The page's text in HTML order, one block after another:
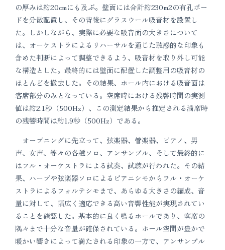
の厚みは約20cmにも及ぶ。壁面には合計約230m2の有孔ボー
ドを分散配置し、その背後にグラスウール吸音材を設置し
た。しかしながら、実際に必要な吸音面の大きさについて
は、オーケストラによるリハーサルを通じた聴感的な印象も
含めた判断によって調整できるよう、吸音材を取り外し可能
な構造とした。最終的には壁面に配置した調整用の吸音材の
ほとんどを撤去した。その結果、ホール内における吸音面は
客席部分のみとなっている。空席時における残響時間の実測
値は約2.1秒（500Hz）、この測定結果から推定される満席時
の残響時間は約1.9秒（500Hz）である。
オープニングに先立って、弦楽器、管楽器、ピアノ、男
声、女声、等々の各種ソロ、アンサンブル、そして最終的に
はフル・オーケストラによる試奏、試聴が行われた。その結
果、ハープや弦楽器ソロによるピアニシモからフル・オーケ
ストラによるフォルテシモまで、あらゆる大きさの編成、音
量に対して、幅広く適応できる高い音響性能が実現されてい
ることを確認した。基本的に良く鳴るホールであり、客席の
隅々まで十分な音量が確保されている。ホール空間が豊かで
暖かい響きによって満たされる印象の一方で、アンサンブル